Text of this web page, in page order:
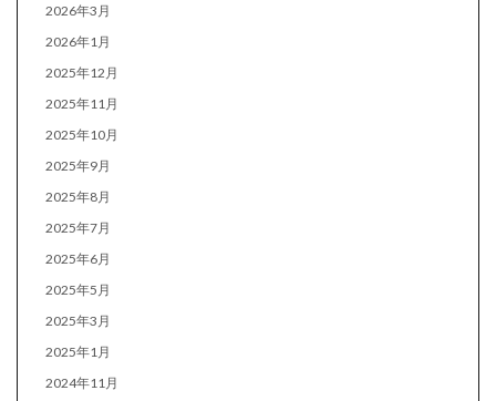
2026年3月
2026年1月
2025年12月
2025年11月
2025年10月
2025年9月
2025年8月
2025年7月
2025年6月
2025年5月
2025年3月
2025年1月
2024年11月